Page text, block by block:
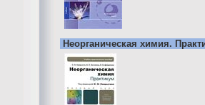
Неорганическая химия.